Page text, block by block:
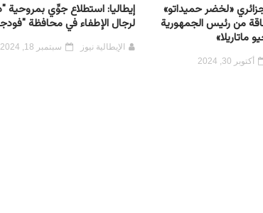
«لخضر حميداتو»
من رئيس الجمهورية
ماتاريلا»
أكتوبر 30, 2024
إيطاليا: استطلاع جوِّي بمروحية
لرجال الإطفاء في محافظة
الإيطالية نيوز سبتمبر 18, 2024